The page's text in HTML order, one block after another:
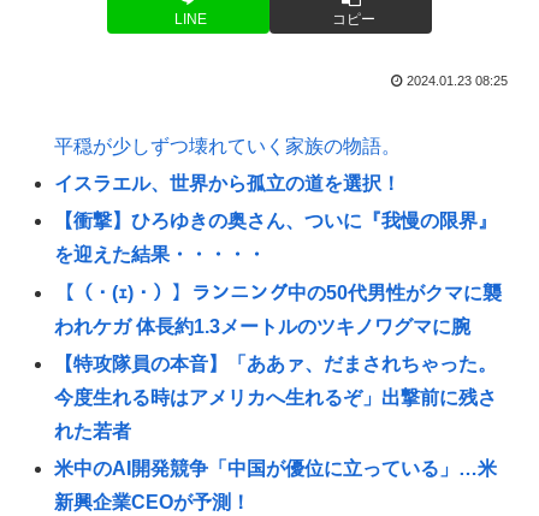
LINE コピー
2024.01.23 08:25
平穏が少しずつ壊れていく家族の物語。
イスラエル、世界から孤立の道を選択！
【衝撃】ひろゆきの奥さん、ついに『我慢の限界』
を迎えた結果・・・・・
【（・(ｪ)・）】ランニング中の50代男性がクマに襲
われケガ 体長約1.3メートルのツキノワグマに腕
【特攻隊員の本音】「ああァ、だまされちゃった。
今度生れる時はアメリカへ生れるぞ」出撃前に残さ
れた若者
米中のAI開発競争「中国が優位に立っている」…米
新興企業CEOが予測！